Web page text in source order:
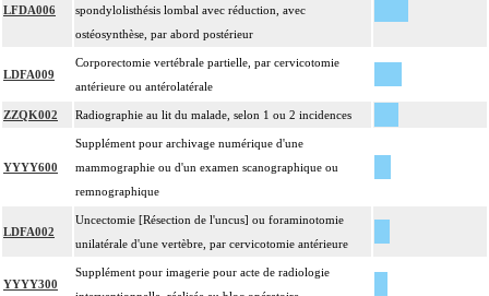
LFDA006
spondylolisthésis lombal avec réduction, avec
ostéosynthèse, par abord postérieur
LDFA009
Corporectomie vertébrale partielle, par cervicotomie
antérieure ou antérolatérale
ZZQK002 Radiographie au lit du malade, selon 1 ou 2 incidences
YYYY600
Supplément pour archivage numérique d'une
mammographie ou d'un examen scanographique ou
remnographique
LDFA002
Uncectomie [Résection de l'uncus] ou foraminotomie
unilatérale d'une vertèbre, par cervicotomie antérieure
YYYY300
Supplément pour imagerie pour acte de radiologie